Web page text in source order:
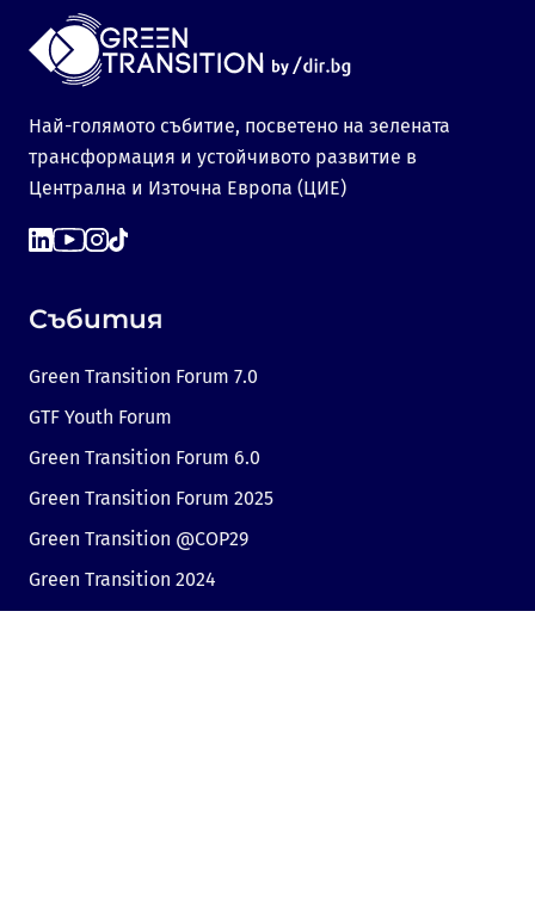
Най-голямото събитие, посветено на зелената
трансформация и устойчивото развитие в
Централна и Източна Европа (ЦИЕ)
Събития
Green Transition Forum 7.0
GTF Youth Forum
Green Transition Forum 6.0
Green Transition Forum 2025
Green Transition @COP29
Green Transition 2024